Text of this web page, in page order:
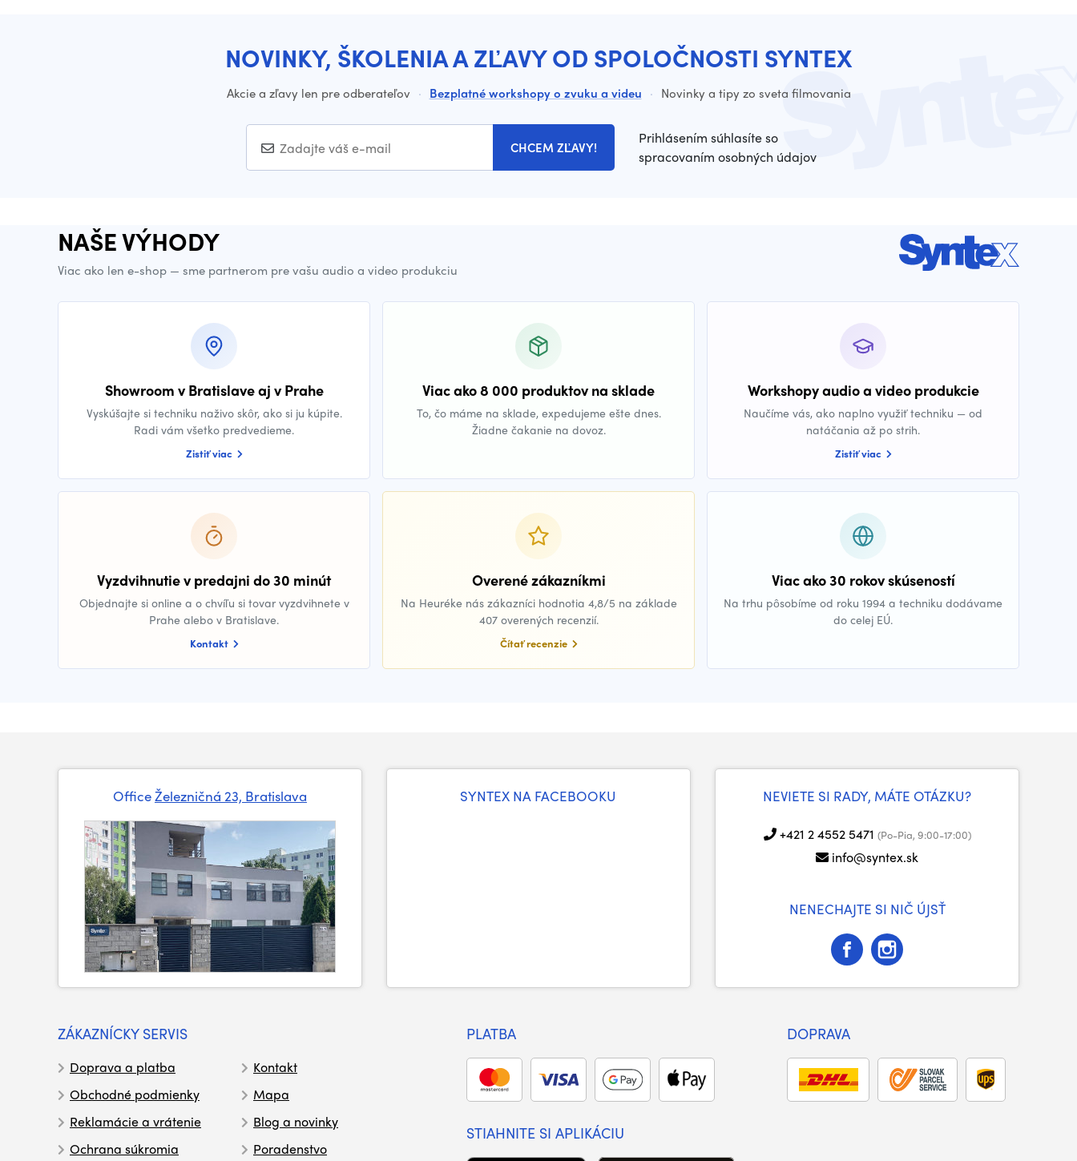
NOVINKY, ŠKOLENIA A ZĽAVY OD SPOLOČNOSTI SYNTEX
Akcie a zľavy len pre odberateľov · Bezplatné workshopy o zvuku a videu · Novinky a tipy zo sveta filmovania
CHCEM ZĽAVY!
Prihlásením súhlasíte so
spracovaním osobných údajov
NAŠE VÝHODY
Viac ako len e-shop — sme partnerom pre vašu audio a video produkciu
Showroom v Bratislave aj v Prahe
Vyskúšajte si techniku naživo skôr, ako si ju kúpite.
Radi vám všetko predvedieme.
Zistiť viac
Viac ako 8 000 produktov na sklade
To, čo máme na sklade, expedujeme ešte dnes.
Žiadne čakanie na dovoz.
Workshopy audio a video produkcie
Naučíme vás, ako naplno využiť techniku — od
natáčania až po strih.
Zistiť viac
Vyzdvihnutie v predajni do 30 minút
Objednajte si online a o chvíľu si tovar vyzdvihnete v
Prahe alebo v Bratislave.
Kontakt
Overené zákazníkmi
Na Heuréke nás zákazníci hodnotia 4,8/5 na základe
407 overených recenzií.
Čítať recenzie
Viac ako 30 rokov skúseností
Na trhu pôsobíme od roku 1994 a techniku dodávame
do celej EÚ.
OfficeŽelezničná 23, Bratislava SYNTEX NA FACEBOOKU NEVIETE SI RADY, MÁTE OTÁZKU?
+421 2 4552 5471 (Po-Pia, 9:00-17:00)
info@syntex.sk
NENECHAJTE SI NIČ ÚJSŤ
ZÁKAZNÍCKY SERVIS
Doprava a platba
Obchodné podmienky
Reklamácie a vrátenie
Ochrana súkromia
Kontakt
Mapa
Blog a novinky
Poradenstvo
PLATBA DOPRAVA
STIAHNITE SI APLIKÁCIU